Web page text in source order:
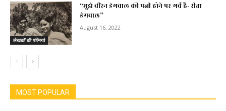
लेखकों की पत्नियां
“मुझे वीरेन डंगवाल की पत्नी होने पर गर्व है- रीता
डंगवाल”
August 16, 2022
MOST POPULAR